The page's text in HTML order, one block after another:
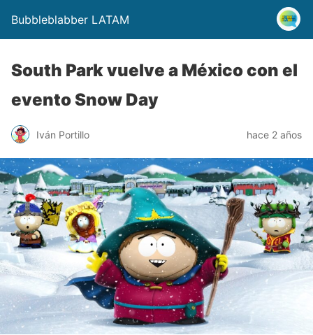
Bubbleblabber LATAM
South Park vuelve a México con el
evento Snow Day
Iván Portillo hace 2 años